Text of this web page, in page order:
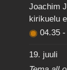
Joachim
kirikuelu
04.35-
19. juuli